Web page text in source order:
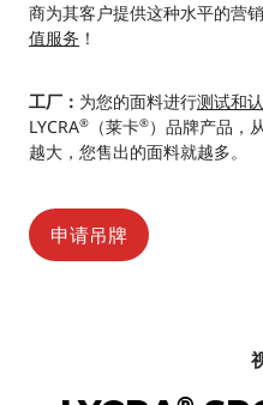
商为其客户提供这种水平的营
值服务 ！
工厂： 为您的面料进行测试和
LYCRA® （莱卡®）品牌产品，
越大，您售出的面料就越多。
申请吊牌